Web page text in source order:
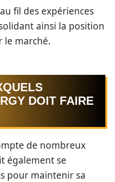
fil des expériences
ainsi la position
le marché.
DOIT FAIRE
de nombreux
également se
pour maintenir sa